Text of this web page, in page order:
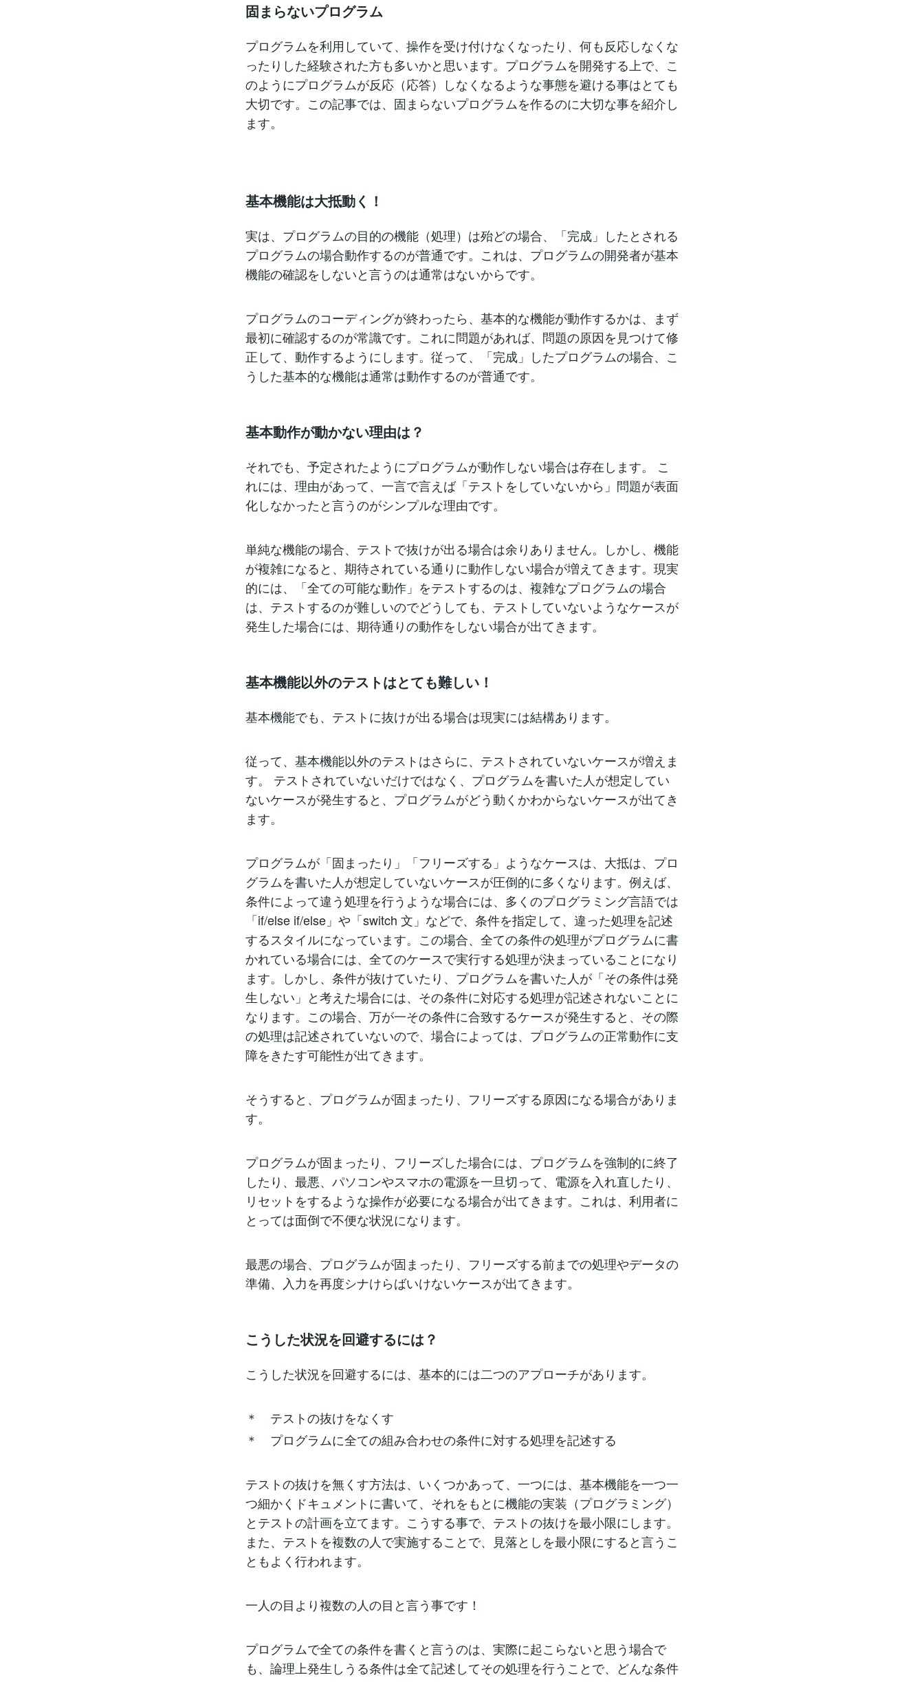
固まらないプログラム
プログラムを利用していて、操作を受け付けなくなったり、何も反応しなくな
ったりした経験された方も多いかと思います。プログラムを開発する上で、こ
のようにプログラムが反応（応答）しなくなるような事態を避ける事はとても
大切です。この記事では、固まらないプログラムを作るのに大切な事を紹介し
ます。
基本機能は大抵動く！
実は、プログラムの目的の機能（処理）は殆どの場合、「完成」したとされる
プログラムの場合動作するのが普通です。これは、プログラムの開発者が基本
機能の確認をしないと言うのは通常はないからです。
プログラムのコーディングが終わったら、基本的な機能が動作するかは、まず
最初に確認するのが常識です。これに問題があれば、問題の原因を見つけて修
正して、動作するようにします。従って、「完成」したプログラムの場合、こ
うした基本的な機能は通常は動作するのが普通です。
基本動作が動かない理由は？
それでも、予定されたようにプログラムが動作しない場合は存在します。 こ
れには、理由があって、一言で言えば「テストをしていないから」問題が表面
化しなかったと言うのがシンプルな理由です。
単純な機能の場合、テストで抜けが出る場合は余りありません。しかし、機能
が複雑になると、期待されている通りに動作しない場合が増えてきます。現実
的には、「全ての可能な動作」をテストするのは、複雑なプログラムの場合
は、テストするのが難しいのでどうしても、テストしていないようなケースが
発生した場合には、期待通りの動作をしない場合が出てきます。
基本機能以外のテストはとても難しい！
基本機能でも、テストに抜けが出る場合は現実には結構あります。
従って、基本機能以外のテストはさらに、テストされていないケースが増えま
す。 テストされていないだけではなく、プログラムを書いた人が想定してい
ないケースが発生すると、プログラムがどう動くかわからないケースが出てき
ます。
プログラムが「固まったり」「フリーズする」ようなケースは、大抵は、プロ
グラムを書いた人が想定していないケースが圧倒的に多くなります。例えば、
条件によって違う処理を行うような場合には、多くのプログラミング言語では
「if/else if/else」や「switch 文」などで、条件を指定して、違った処理を記述
するスタイルになっています。この場合、全ての条件の処理がプログラムに書
かれている場合には、全てのケースで実行する処理が決まっていることになり
ます。しかし、条件が抜けていたり、プログラムを書いた人が「その条件は発
生しない」と考えた場合には、その条件に対応する処理が記述されないことに
なります。この場合、万が一その条件に合致するケースが発生すると、その際
の処理は記述されていないので、場合によっては、プログラムの正常動作に支
障をきたす可能性が出てきます。
そうすると、プログラムが固まったり、フリーズする原因になる場合がありま
す。
プログラムが固まったり、フリーズした場合には、プログラムを強制的に終了
したり、最悪、パソコンやスマホの電源を一旦切って、電源を入れ直したり、
リセットをするような操作が必要になる場合が出てきます。これは、利用者に
とっては面倒で不便な状況になります。
最悪の場合、プログラムが固まったり、フリーズする前までの処理やデータの
準備、入力を再度シナけらばいけないケースが出てきます。
こうした状況を回避するには？
こうした状況を回避するには、基本的には二つのアプローチがあります。
＊ テストの抜けをなくす
＊ プログラムに全ての組み合わせの条件に対する処理を記述する
テストの抜けを無くす方法は、いくつかあって、一つには、基本機能を一つ一
つ細かくドキュメントに書いて、それをもとに機能の実装（プログラミング）
とテストの計画を立てます。こうする事で、テストの抜けを最小限にします。
また、テストを複数の人で実施することで、見落としを最小限にすると言うこ
ともよく行われます。
一人の目より複数の人の目と言う事です！
プログラムで全ての条件を書くと言うのは、実際に起こらないと思う場合で
も、論理上発生しうる条件は全て記述してその処理を行うことで、どんな条件